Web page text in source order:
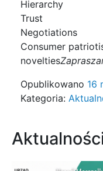
Hierarchy
Trust
Negotiations
Consumer
novelties
Opublikowano 16
Kategoria: